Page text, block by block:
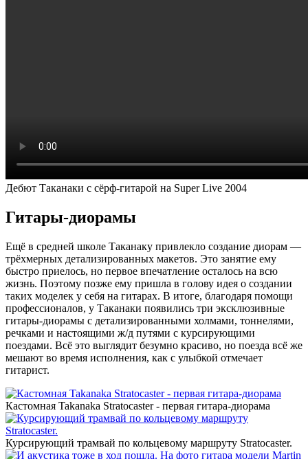
Дебют Таканаки с сёрф-гитарой на Super Live 2004
Гитары-диорамы
Ещё в средней школе Таканаку привлекло создание диорам —
трёхмерных детализированных макетов. Это занятие ему
быстро приелось, но первое впечатление осталось на всю
жизнь. Поэтому позже ему пришла в голову идея о создании
таких моделек у себя на гитарах. В итоге, благодаря помощи
профессионалов, у Таканаки появились три эксклюзивные
гитары-диорамы с детализированными холмами, тоннелями,
речками и настоящими ж/д путями с курсирующими
поездами. Всё это выглядит безумно красиво, но поезда всё же
мешают во время исполнения, как с улыбкой отмечает
гитарист.
Кастомная Takanaka Stratocaster - первая гитара-диорама
Курсирующий трамвай по кольцевому маршруту Stratocaster.